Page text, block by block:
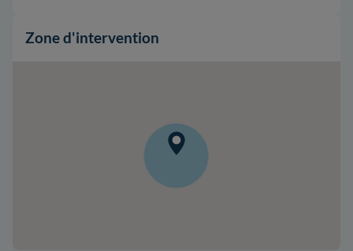
Zone d'intervention